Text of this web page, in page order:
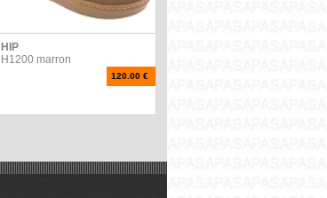
HIP
H1200 marron
120.00 €